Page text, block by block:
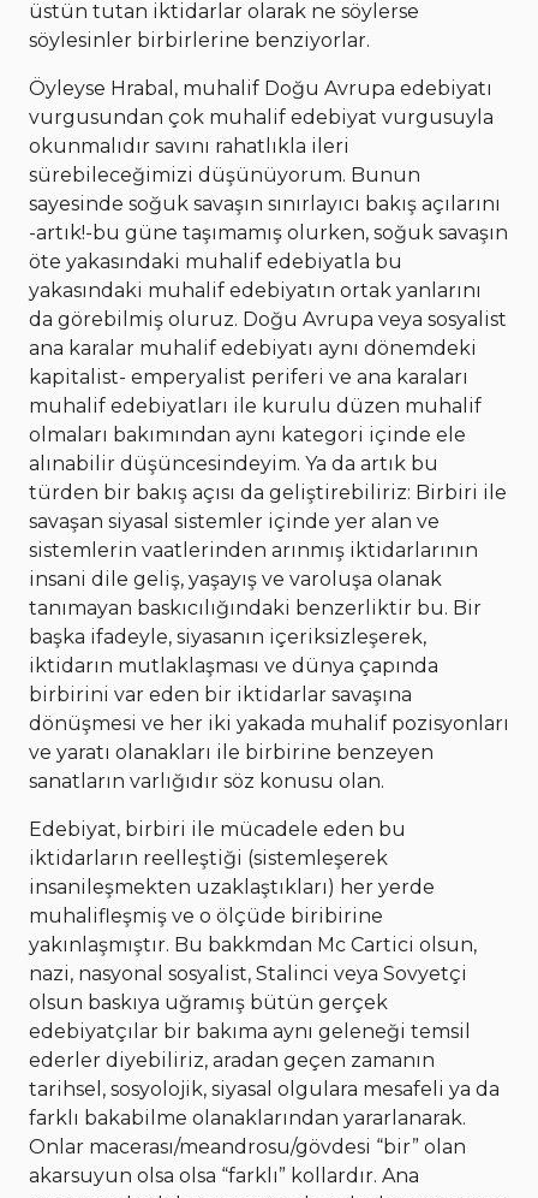
üstün tutan iktidarlar olarak ne söylerse
söylesinler birbirlerine benziyorlar.
Öyleyse Hrabal, muhalif Doğu Avrupa edebiyatı
vurgusundan çok muhalif edebiyat vurgusuyla
okunmalıdır savını rahatlıkla ileri
sürebileceğimizi düşünüyorum. Bunun
sayesinde soğuk savaşın sınırlayıcı bakış açılarını
-artık!-bu güne taşımamış olurken, soğuk savaşın
öte yakasındaki muhalif edebiyatla bu
yakasındaki muhalif edebiyatın ortak yanlarını
da görebilmiş oluruz. Doğu Avrupa veya sosyalist
ana karalar muhalif edebiyatı aynı dönemdeki
kapitalist- emperyalist periferi ve ana karaları
muhalif edebiyatları ile kurulu düzen muhalif
olmaları bakımından aynı kategori içinde ele
alınabilir düşüncesindeyim. Ya da artık bu
türden bir bakış açısı da geliştirebiliriz: Birbiri ile
savaşan siyasal sistemler içinde yer alan ve
sistemlerin vaatlerinden arınmış iktidarlarının
insani dile geliş, yaşayış ve varoluşa olanak
tanımayan baskıcılığındaki benzerliktir bu. Bir
başka ifadeyle, siyasanın içeriksizleşerek,
iktidarın mutlaklaşması ve dünya çapında
birbirini var eden bir iktidarlar savaşına
dönüşmesi ve her iki yakada muhalif pozisyonları
ve yaratı olanakları ile birbirine benzeyen
sanatların varlığıdır söz konusu olan.
Edebiyat, birbiri ile mücadele eden bu
iktidarların reelleştiği (sistemleşerek
insanileşmekten uzaklaştıkları) her yerde
muhalifleşmiş ve o ölçüde biribirine
yakınlaşmıştır. Bu bakkmdan Mc Cartici olsun,
nazi, nasyonal sosyalist, Stalinci veya Sovyetçi
olsun baskıya uğramış bütün gerçek
edebiyatçılar bir bakıma aynı geleneği temsil
ederler diyebiliriz, aradan geçen zamanın
tarihsel, sosyolojik, siyasal olgulara mesafeli ya da
farklı bakabilme olanaklarından yararlanarak.
Onlar macerası/meandrosu/gövdesi “bir” olan
akarsuyun olsa olsa “farklı” kollardır. Ana